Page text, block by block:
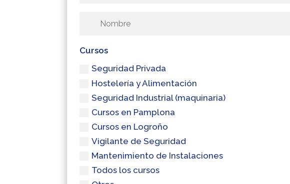
Cursos
Seguridad Privada
Hostelería y Alimentación
Seguridad Industrial (maquinaria)
Cursos en Pamplona
Cursos en Logroño
Vigilante de Seguridad
Mantenimiento de Instalaciones
Todos los cursos